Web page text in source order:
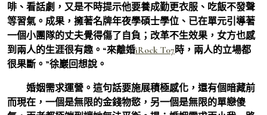
啡、看話劇，又是不時提示他要養成勤更衣服、吃飯不發聲
等習氣。成果，擁著名牌年夜學碩士學位、已在單元引導著
一個小團隊的丈夫覺得傷了自負；改革不生效果，女方也感
到兩人的生涯很有趣。“來離婚iRock T07時，兩人的立場都
很果斷。”徐巖回想說。
婚姻需求運營。這句話要施展積極感化，還有個暗藏前
而現在，一個是無限的金錢物慾，另一個是無限的單戀傻